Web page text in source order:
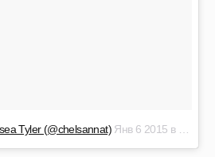
Tyler (@chelsannat) Янв 6 2015 в 8:19 PST